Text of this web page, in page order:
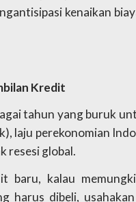
kenaikan
Kredit
tahun yang buruk
laju perekonomian
resesi global.
baru, kalau
harus dibeli,